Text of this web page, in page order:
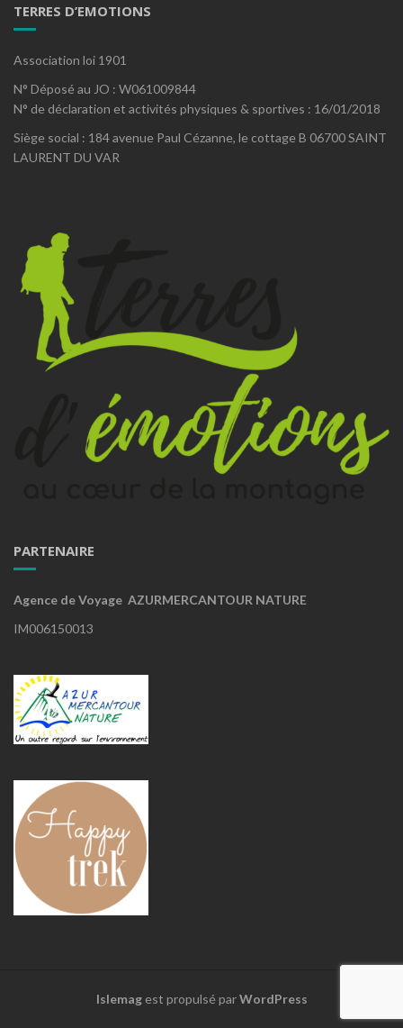
TERRES D’EMOTIONS
Association loi 1901
N° Déposé au JO : W061009844
N° de déclaration et activités physiques & sportives : 16/01/2018
Siège social : 184 avenue Paul Cézanne, le cottage B 06700 SAINT
LAURENT DU VAR
PARTENAIRE
Agence de Voyage AZURMERCANTOUR NATURE
IM006150013
Islemagest propulsé parWordPress